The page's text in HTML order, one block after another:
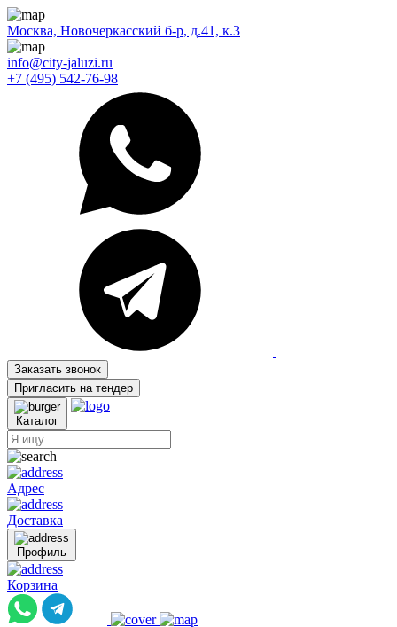
Москва, Новочеркасский б-р, д.41, к.3
info@city-jaluzi.ru
+7 (495) 542-76-98
Заказать звонок
Пригласить на тендер
Каталог
Адрес
Доставка
Профиль
Корзина